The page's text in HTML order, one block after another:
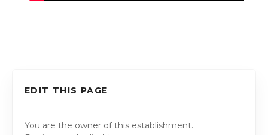
EDIT THIS PAGE
You are the owner of this establishment.